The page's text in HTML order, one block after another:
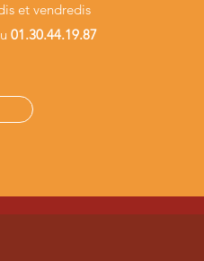
et vendredis
01.30.44.19.87